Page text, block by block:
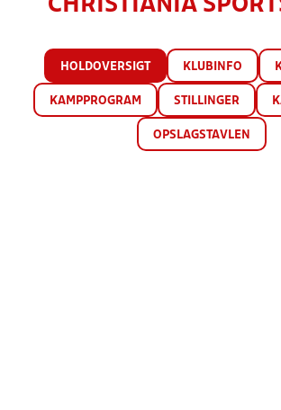
CHRISTIANIA
HOLDOVERSIGT KLUBINFO
KAMPPROGRAM STILLINGER
OPSLAGSTAVLEN